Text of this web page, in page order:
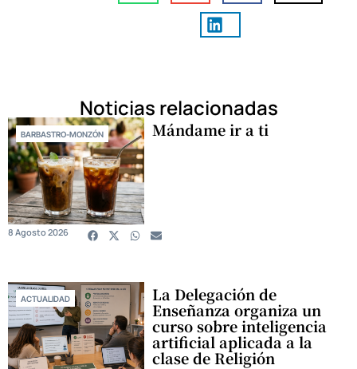
Noticias relacionadas
BARBASTRO-MONZÓN Mándame ir a ti
8 Agosto 2026
ACTUALIDAD La Delegación de
Enseñanza organiza un
curso sobre inteligencia
artificial aplicada a la
clase de Religión